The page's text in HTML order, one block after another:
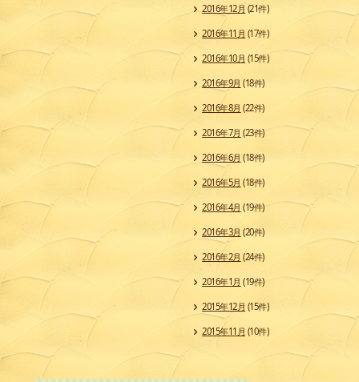
2016年12月 (21件)
2016年11月 (17件)
2016年10月 (15件)
2016年9月 (18件)
2016年8月 (22件)
2016年7月 (23件)
2016年6月 (18件)
2016年5月 (18件)
2016年4月 (19件)
2016年3月 (20件)
2016年2月 (24件)
2016年1月 (19件)
2015年12月 (15件)
2015年11月 (10件)